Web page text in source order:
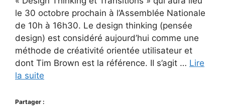
le 30 octobre prochain à l’Assemblée Nationale
de 10h à 16h30. Le design thinking (pensée
design) est considéré aujourd’hui comme une
méthode de créativité orientée utilisateur et
dont Tim Brown est la référence. II s’agit … Lire
la suite
Partager :